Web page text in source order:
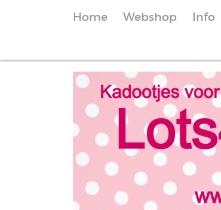
Home Webshop Info